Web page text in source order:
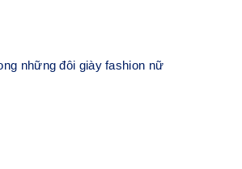
những đôi giày fashion nữ